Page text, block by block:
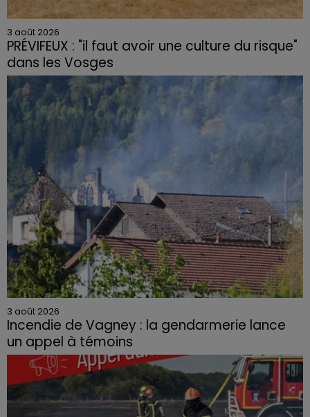
3 août 2026
PRÉVIFEUX : "il faut avoir une culture du risque"
dans les Vosges
3 août 2026
Incendie de Vagney : la gendarmerie lance
un appel à témoins
Le feu, parti d'une haie avant de se propager au
quartier résidentiel, avait détruit deux habitations et
contraint à l'évacuation d'une centaine de personnes.